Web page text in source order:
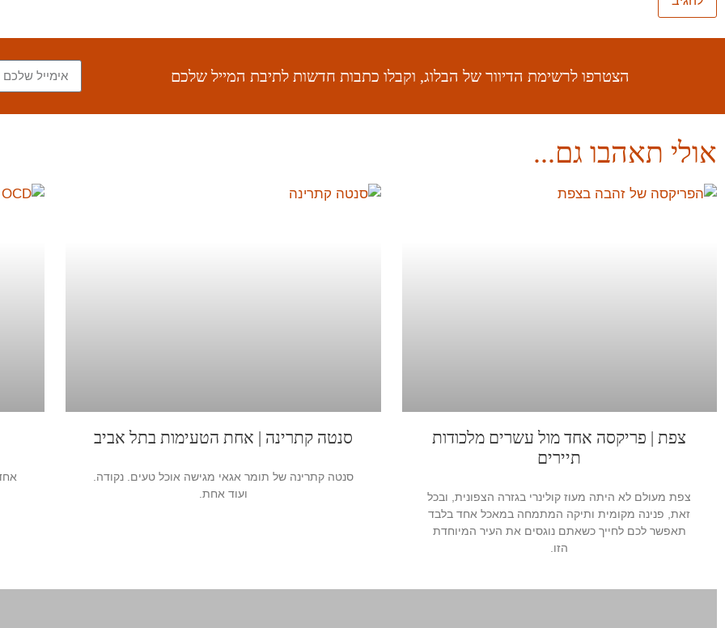
הצטרפו לרשימת הדיוור של הבלוג, וקבלו כתבות חדשות לתיבת המייל שלכם
אולי תאהבו גם...
צפת | פריקסה אחד מול עשרים מלכודות
תיירים
צפת מעולם לא היתה מעוז קולינרי בגזרה הצפונית, ובכל
זאת, פנינה מקומית ותיקה המתמחה במאכל אחד בלבד
תאפשר לכם לחייך כשאתם נוגסים את העיר המיוחדת
הזו.
סנטה קתרינה | אחת הטעימות בתל אביב
סנטה קתרינה של תומר אגאי מגישה אוכל טעים. נקודה.
ועוד אחת.